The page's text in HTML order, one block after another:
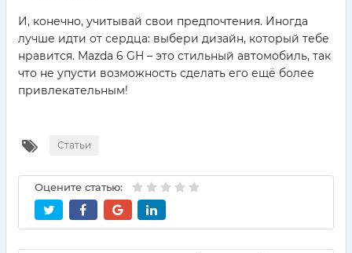
И, конечно, учитывай свои предпочтения. Иногда
лучше идти от сердца: выбери дизайн, который тебе
нравится. Mazda 6 GH – это стильный автомобиль, так
что не упусти возможность сделать его ещё более
привлекательным!
Статьи
Оцените статью: